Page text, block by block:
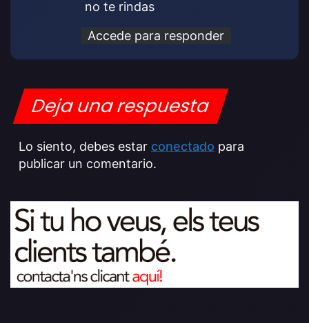
no te rindas
Accede para responder
Deja una respuesta
Lo siento, debes estar conectado para
publicar un comentario.